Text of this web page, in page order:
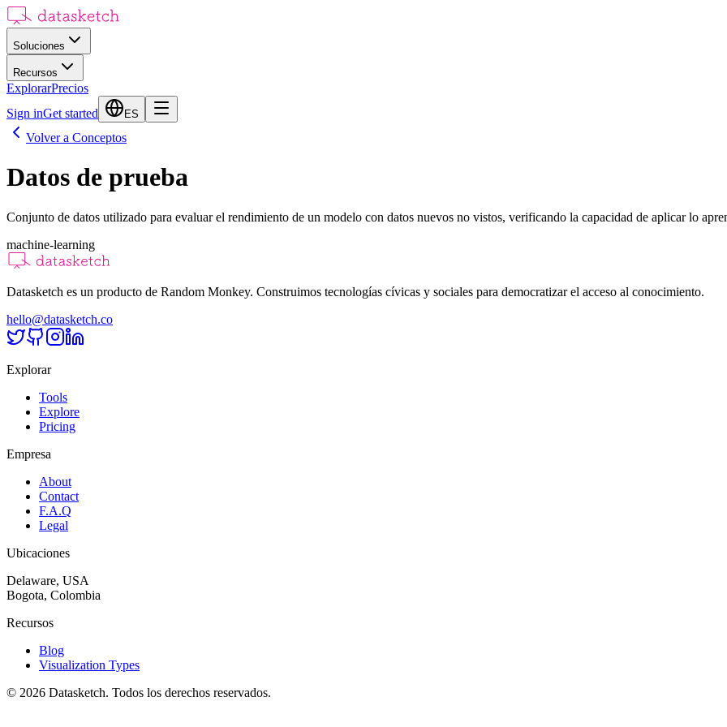
Soluciones
Recursos
ExplorarPrecios
Sign inGet started ES
Volver a Conceptos
Datos de prueba
Conjunto de datos utilizado para evaluar el rendimiento de un modelo con datos nuevos no vistos, verificando la capacidad de aplicar lo
machine-learning
Datasketch es un producto de Random Monkey. Construimos tecnologías cívicas y sociales para democratizar el acceso al conocimiento.
hello@datasketch.co
Explorar
Tools
Explore
Pricing
Empresa
About
Contact
F.A.Q
Legal
Ubicaciones
Delaware, USA
Bogota, Colombia
Recursos
Blog
Visualization Types
© 2026 Datasketch. Todos los derechos reservados.